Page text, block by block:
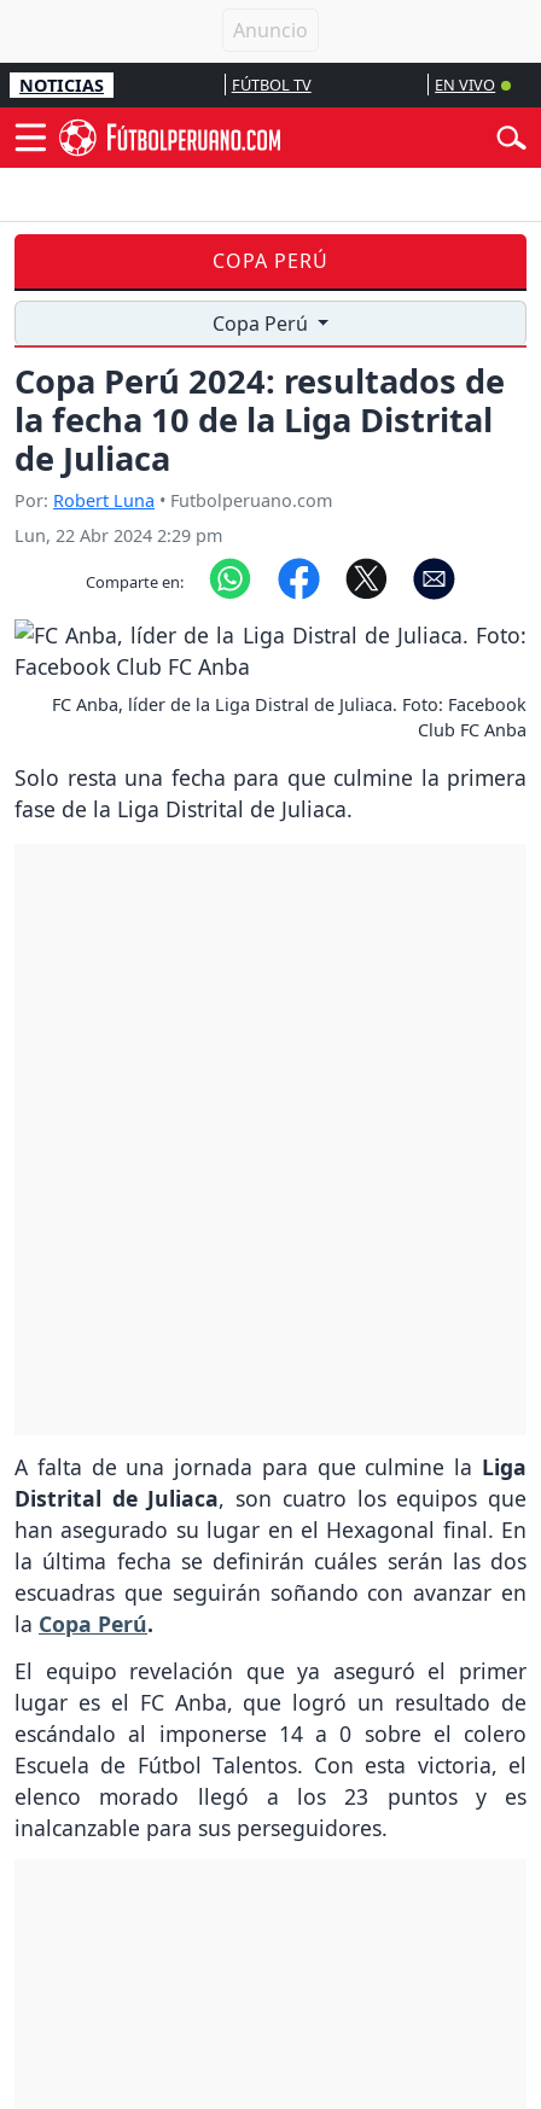
NOTICIAS FÚTBOL TV EN VIVO
COPA PERÚ
Copa Perú
Copa Perú 2024: resultados de
la fecha 10 de la Liga Distrital
de Juliaca
Por: Robert Luna • Futbolperuano.com
Lun, 22 Abr 2024 2:29 pm
Comparte en:
FC Anba, líder de la Liga Distral de Juliaca. Foto: Facebook
Club FC Anba
Solo resta una fecha para que culmine la primera
fase de la Liga Distrital de Juliaca.
A falta de una jornada para que culmine la Liga
Distrital de Juliaca, son cuatro los equipos que
han asegurado su lugar en el Hexagonal final. En
la última fecha se definirán cuáles serán las dos
escuadras que seguirán soñando con avanzar en
la Copa Perú.
El equipo revelación que ya aseguró el primer
lugar es el FC Anba, que logró un resultado de
escándalo al imponerse 14 a 0 sobre el colero
Escuela de Fútbol Talentos. Con esta victoria, el
elenco morado llegó a los 23 puntos y es
inalcanzable para sus perseguidores.